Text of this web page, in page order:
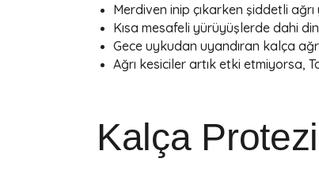
Merdiven inip çıkarken şiddetli ağrı
Kısa mesafeli yürüyüşlerde dahi
Gece uykudan uyandıran kalça
Ağrı kesiciler artık etki etmiyorsa,
Kalça